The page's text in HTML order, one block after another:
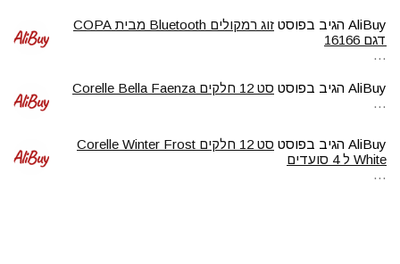
AliBuy הגיב בפוסט
זוג רמקולים Bluetooth מבית COPA
דגם 16166
…
AliBuy הגיב בפוסט סט 12 חלקים Corelle Bella Faenza
…
AliBuy הגיב בפוסט
סט 12 חלקים Corelle Winter Frost
White ל 4 סועדים
…